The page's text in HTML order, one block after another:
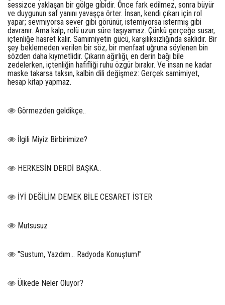
sessizce yaklaşan bir gölge gibidir. Önce fark edilmez, sonra büyür
ve duygunun saf yanını yavaşça örter. İnsan, kendi çıkarı için rol
yapar; sevmiyorsa sever gibi görünür, istemiyorsa istermiş gibi
davranır. Ama kalp, rolü uzun süre taşıyamaz. Çünkü gerçeğe susar,
içtenliğe hasret kalır. Samimiyetin gücü, karşılıksızlığında saklıdır. Bir
şey beklemeden verilen bir söz, bir menfaat uğruna söylenen bin
sözden daha kıymetlidir. Çıkarın ağırlığı, en derin bağı bile
zedelerken, içtenliğin hafifliği ruhu özgür bırakır. Ve insan ne kadar
maske takarsa taksın, kalbin dili değişmez: Gerçek samimiyet,
hesap kitap yapmaz.
Görmezden geldikçe..
İlgili Miyiz Birbirimize?
HERKESİN DERDİ BAŞKA..
İYİ DEĞİLİM DEMEK BİLE CESARET İSTER
Mutsusuz
"Sustum, Yazdım... Radyoda Konuştum!"
Ülkede Neler Oluyor?